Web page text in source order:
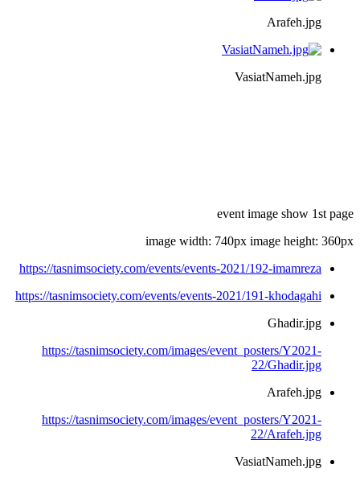
Arafeh.jpg
VasiatNameh.jpg
event image show 1st page
image width: 740px image height: 360px
https://tasnimsociety.com/events/events-2021/192-imamreza
https://tasnimsociety.com/events/events-2021/191-khodagahi
Ghadir.jpg
https://tasnimsociety.com/images/event_posters/Y2021-
22/Ghadir.jpg
Arafeh.jpg
https://tasnimsociety.com/images/event_posters/Y2021-
22/Arafeh.jpg
VasiatNameh.jpg